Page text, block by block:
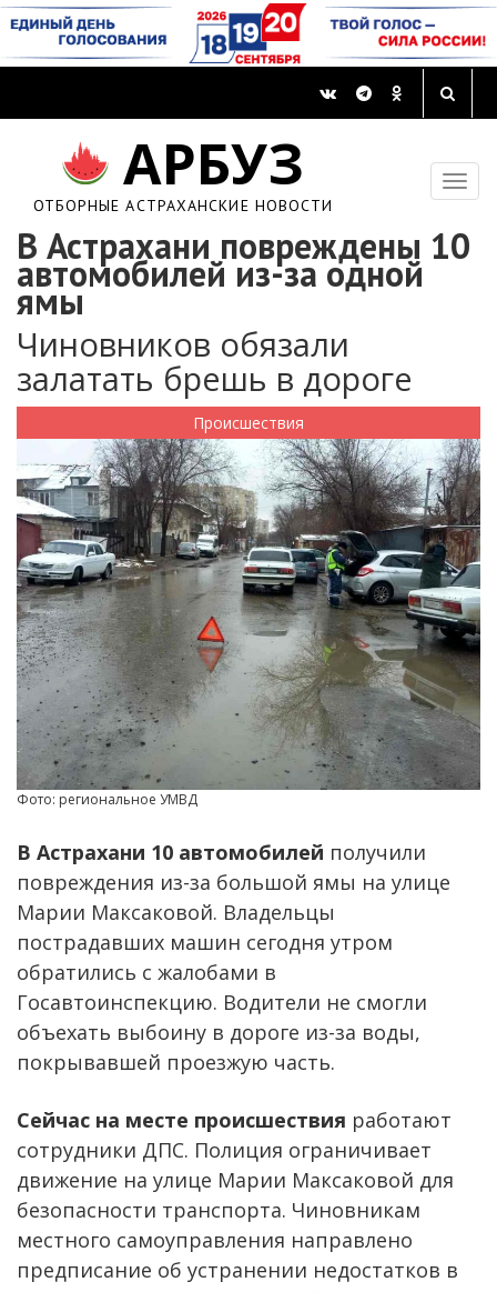
АРБУЗ
ОТБОРНЫЕ АСТРАХАНСКИЕ НОВОСТИ
В Астрахани повреждены 10
автомобилей из-за одной
ямы
Чиновников обязали
залатать брешь в дороге
Происшествия
Фото: региональное УМВД
В Астрахани 10 автомобилей получили
повреждения из-за большой ямы на улице
Марии Максаковой. Владельцы
пострадавших машин сегодня утром
обратились с жалобами в
Госавтоинспекцию. Водители не смогли
объехать выбоину в дороге из-за воды,
покрывавшей проезжую часть.
Сейчас на месте происшествия работают
сотрудники ДПС. Полиция ограничивает
движение на улице Марии Максаковой для
безопасности транспорта. Чиновникам
местного самоуправления направлено
предписание об устранении недостатков в